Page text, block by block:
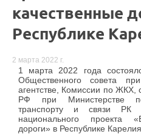
качественные
Республике
2 марта 2022 г.
1 марта 2022 года
Общественного совета
агентстве, Комиссии по ЖКХ,
РФ при Министерстве
транспорту и связи
национального проекта
дороги» в Республике